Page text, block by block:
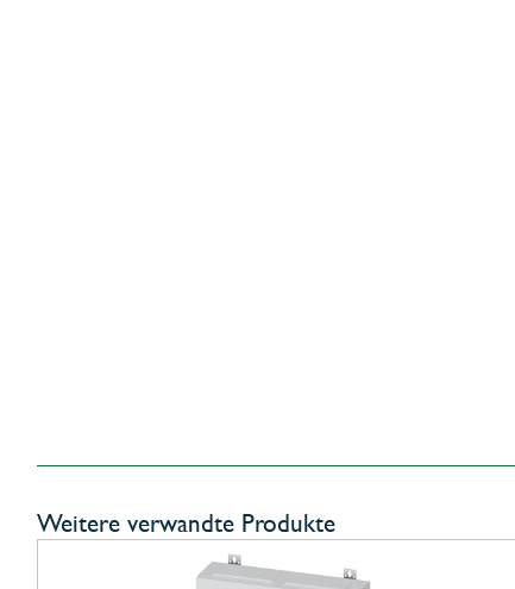
Weitere verwandte Produkte